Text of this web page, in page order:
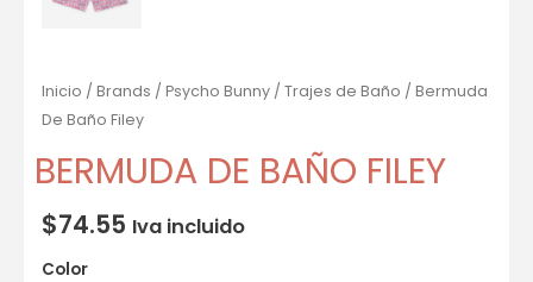
Inicio / Brands / Psycho Bunny / Trajes de Baño / Bermuda
De Baño Filey
BERMUDA DE BAÑO FILEY
$74.55 Iva incluido
Color